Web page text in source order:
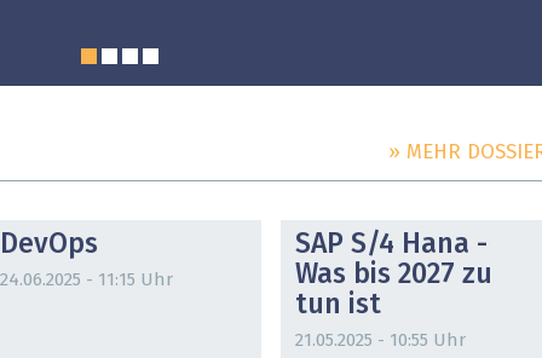
» MEHR
DevOps
24.06.2025 - 11:15 Uhr
SAP S/4 Hana -
Was bis 2027 zu
tun ist
21.05.2025 - 10:55 Uhr